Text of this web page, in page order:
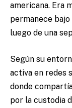
americana. Era
permanece
luego de una
Según su
activa en redes
donde
por la custodia